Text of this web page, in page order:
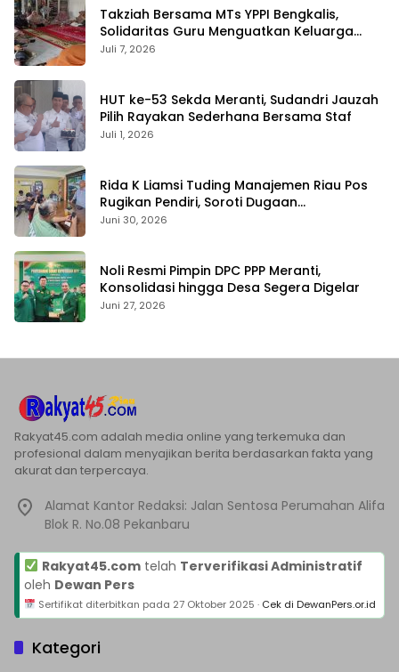
Takziah Bersama MTs YPPI Bengkalis,
Solidaritas Guru Menguatkan Keluarga
yang Berduka
Juli 7, 2026
HUT ke-53 Sekda Meranti, Sudandri Jauzah
Pilih Rayakan Sederhana Bersama Staf
Juli 1, 2026
Rida K Liamsi Tuding Manajemen Riau Pos
Rugikan Pendiri, Soroti Dugaan
Pengambilalihan Aset
Juni 30, 2026
Noli Resmi Pimpin DPC PPP Meranti,
Konsolidasi hingga Desa Segera Digelar
Juni 27, 2026
Rakyat45.com adalah media online yang terkemuka dan
profesional dalam menyajikan berita berdasarkan fakta yang
akurat dan terpercaya.
Alamat Kantor Redaksi: Jalan Sentosa Perumahan Alifa
Blok R. No.08 Pekanbaru
Rakyat45.comtelah Terverifikasi Administratif
oleh Dewan Pers
Sertifikat diterbitkan pada 27 Oktober 2025 · Cek di DewanPers.or.id
Kategori